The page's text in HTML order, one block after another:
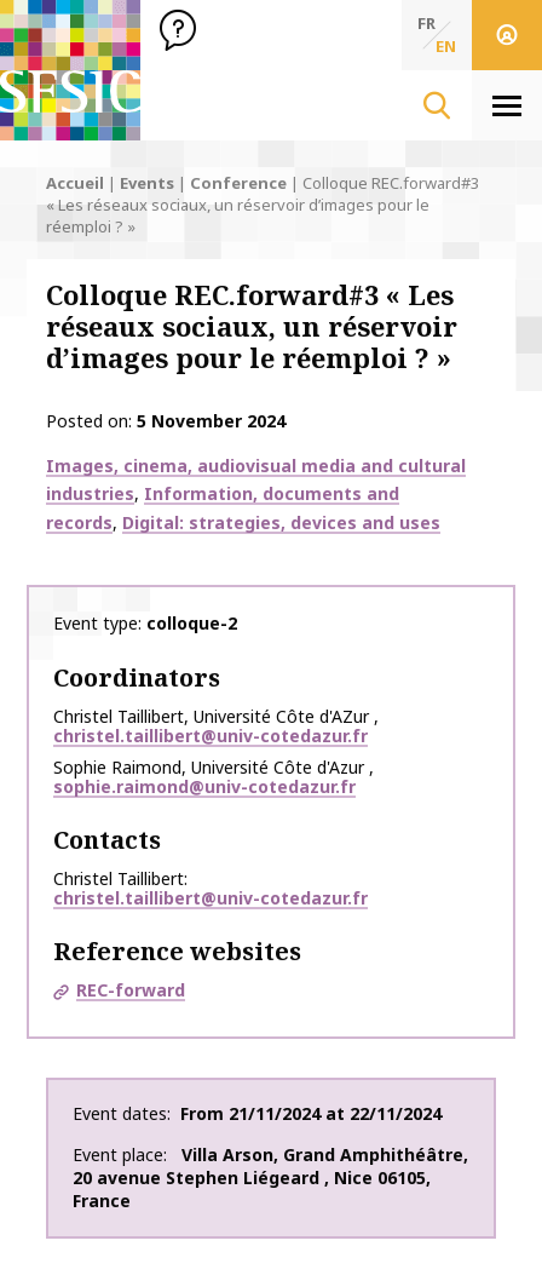
SFSIC Société Française des Sciences de l'Information & de
Société Française des Sciences de
FR
EN
Accueil | Events | Conference | Colloque REC.forward#3
« Les réseaux sociaux, un réservoir d’images pour le
réemploi ? »
Colloque REC.forward#3 « Les
réseaux sociaux, un réservoir
d’images pour le réemploi ? »
Posted on 5 November 2024
Thématiques
Images, cinema, audiovisual media and cultural
industries Information, documents and
records Digital: strategies, devices and uses
Event type colloque-2
Coordinators
Christel Taillibert, Université Côte d'AZur,
christel.taillibert@univ-cotedazur.fr
Sophie Raimond, Université Côte d'Azur,
sophie.raimond@univ-cotedazur.fr
Contacts
Christel Taillibert
christel.taillibert@univ-cotedazur.fr
Reference websites
REC-forward
Event dates From 21/11/2024at 22/11/2024
Event place
Villa Arson, Grand Amphithéâtre,
20 avenue Stephen Liégeard , Nice 06105,
France